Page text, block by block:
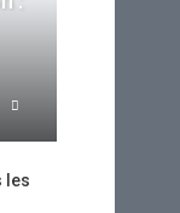
les